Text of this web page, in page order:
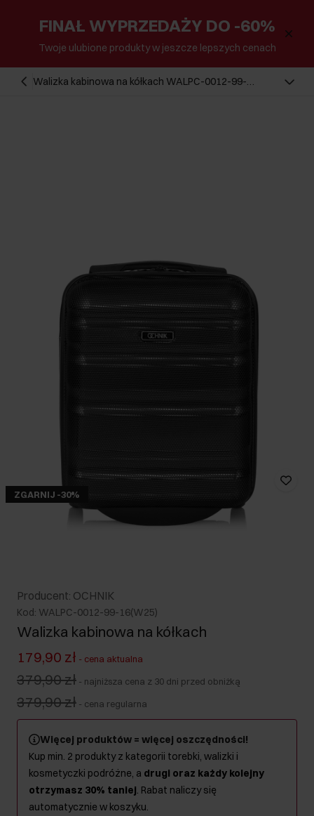
FINAŁ WYPRZEDAŻY DO -60%
Twoje ulubione produkty w jeszcze lepszych cenach
Walizka kabinowa na kółkach WALPC-0012-99-
ZGARNIJ -30%
Producent: OCHNIK
Kod: WALPC-0012-99-16(W25)
Walizka kabinowa na kółkach
179,90 zł - cena aktualna
379,90 zł - najniższa cena z 30 dni przed obniżką
379,90 zł - cena regularna
Więcej produktów = więcej oszczędności!
Kup min. 2 produkty z kategorii torebki, walizki i
kosmetyczki podróżne, a drugi oraz każdy kolejny
otrzymasz 30% taniej. Rabat naliczy się
automatycznie w koszyku.